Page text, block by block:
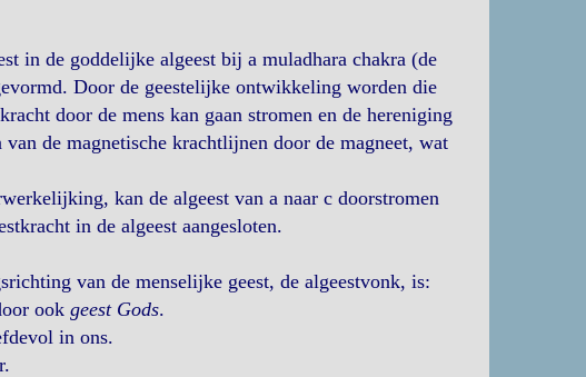
in de goddelijke algeest bij a muladhara chakra (de
Door de geestelijke ontwikkeling worden die
door de mens kan gaan stromen en de hereniging
de magnetische krachtlijnen door de magneet, wat
kan de algeest van a naar c doorstromen
in de algeest aangesloten.
van de menselijke geest, de algeestvonk, is:
ook geest Gods.
in ons.